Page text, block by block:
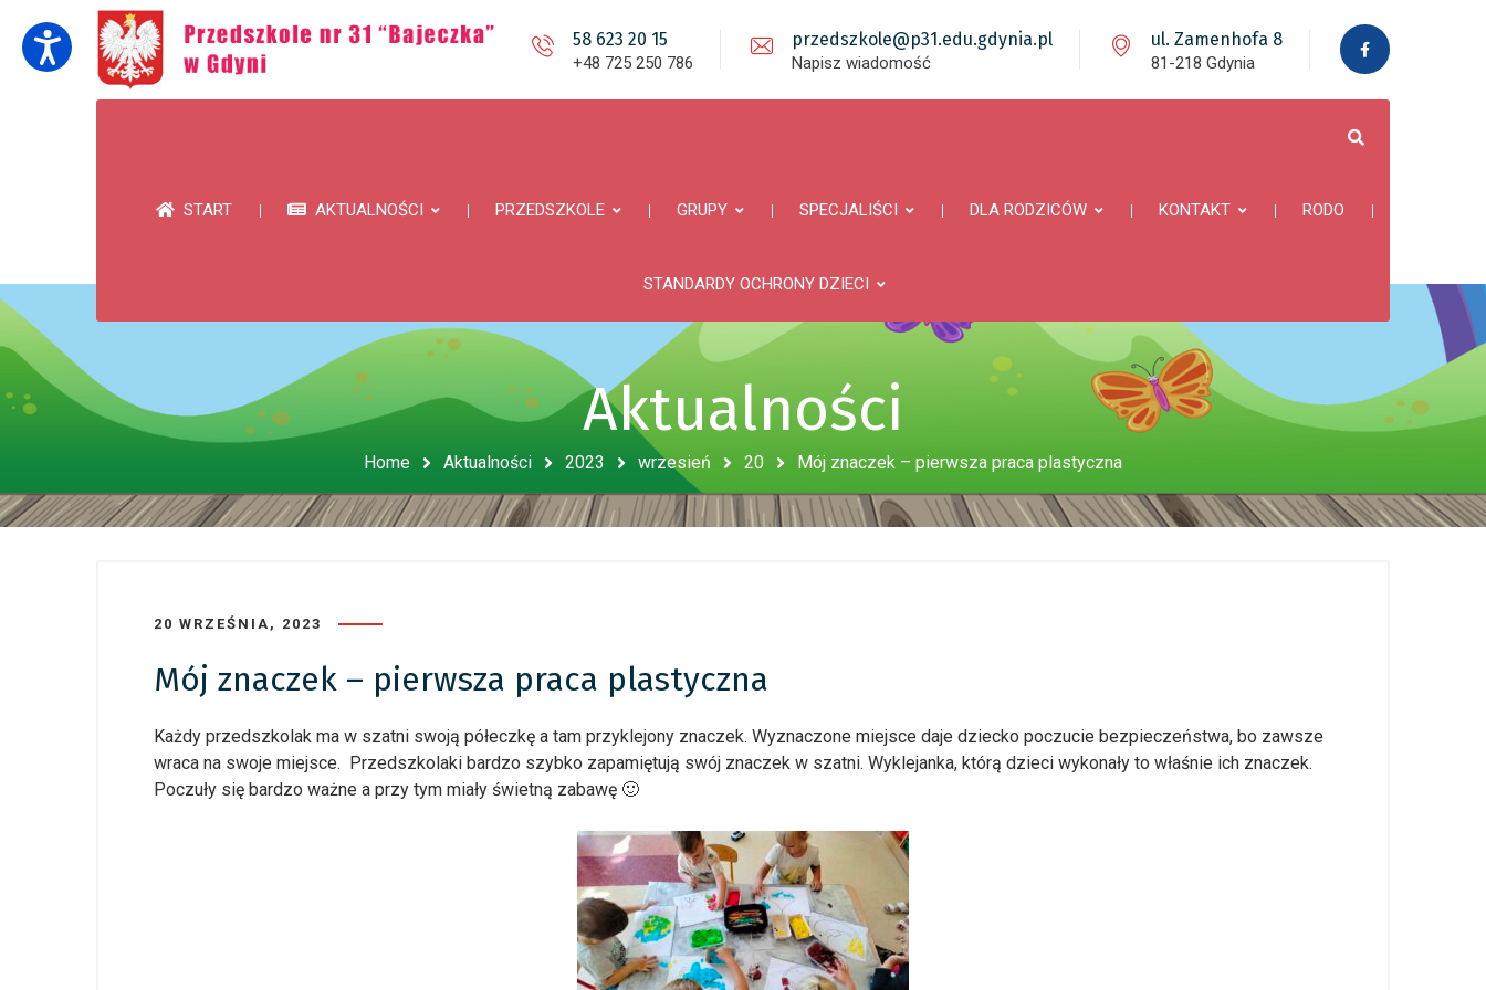
58 623 20 15
+48 725 250 786
przedszkole@p31.edu.gdynia.pl
Napisz wiadomość
ul. Zamenhofa 8
81-218 Gdynia
START AKTUALNOŚCI PRZEDSZKOLE GRUPY SPECJALIŚCI DLA RODZICÓW KONTAKT RODO
STANDARDY OCHRONY DZIECI
Aktualności
Home Aktualności 2023 wrzesień 20 Mój znaczek – pierwsza praca plastyczna
20 WRZEŚNIA, 2023
Mój znaczek – pierwsza praca plastyczna
Każdy przedszkolak ma w szatni swoją półeczkę a tam przyklejony znaczek. Wyznaczone miejsce daje dziecko poczucie bezpieczeństwa, bo zawsze
wraca na swoje miejsce. Przedszkolaki bardzo szybko zapamiętują swój znaczek w szatni. Wyklejanka, którą dzieci wykonały to właśnie ich znaczek.
Poczuły się bardzo ważne a przy tym miały świetną zabawę 🙂